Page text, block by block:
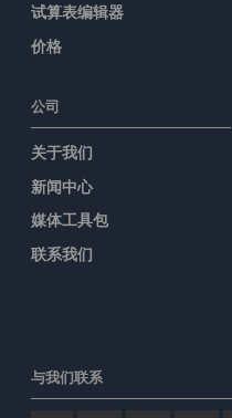
试算表编辑器
价格
公司
关于我们
新闻中心
媒体工具包
联系我们
与我们联系